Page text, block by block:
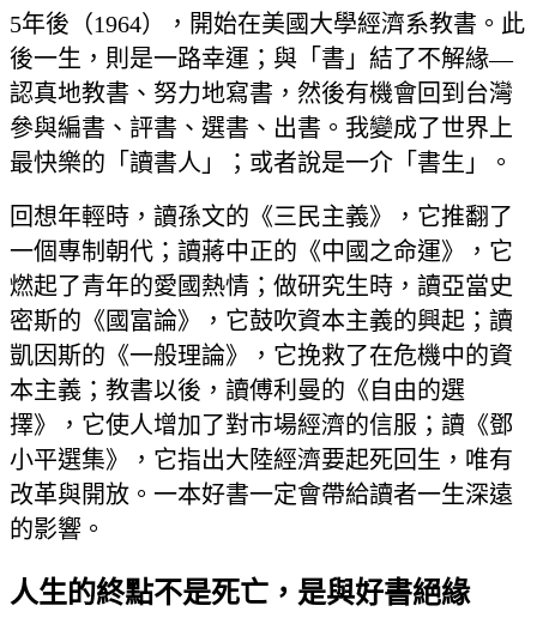
5年後（1964），開始在美國大學經濟系教書。此
後一生，則是一路幸運；與「書」結了不解緣—
認真地教書、努力地寫書，然後有機會回到台灣
參與編書、評書、選書、出書。我變成了世界上
最快樂的「讀書人」；或者說是一介「書生」。
回想年輕時，讀孫文的《三民主義》，它推翻了
一個專制朝代；讀蔣中正的《中國之命運》，它
燃起了青年的愛國熱情；做研究生時，讀亞當史
密斯的《國富論》，它鼓吹資本主義的興起；讀
凱因斯的《一般理論》，它挽救了在危機中的資
本主義；教書以後，讀傅利曼的《自由的選
擇》，它使人增加了對市場經濟的信服；讀《鄧
小平選集》，它指出大陸經濟要起死回生，唯有
改革與開放。一本好書一定會帶給讀者一生深遠
的影響。
人生的終點不是死亡，是與好書絕緣